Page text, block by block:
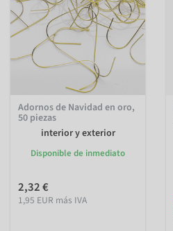
Adornos de Navidad en oro,
50 piezas
interior y exterior
Disponible de inmediato
2,32 €
1,95 EUR más IVA